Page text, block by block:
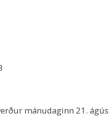
mánudaginn 21.